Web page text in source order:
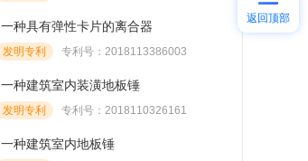
一种具有弹性卡片的离合器
发明专利 专利号：2018113386003
一种建筑室内装潢地板锤
发明专利 专利号：2018110326161
一种建筑室内地板锤
返回顶部